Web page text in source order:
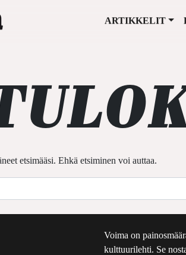
ARTIKKELIT
etsimääsi. Ehkä etsiminen voi auttaa.
Voima on
kulttuurilehti. Se